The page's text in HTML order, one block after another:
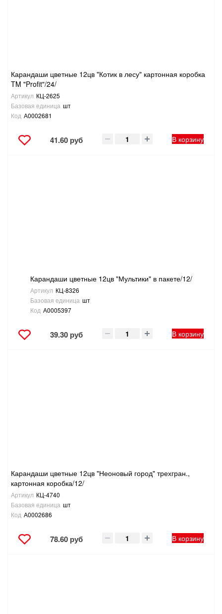
Карандаши цветные 12цв "Котик в лесу" картонная коробка
TM "Profit"/24/
Артикул КЦ-2625
Базовая единица шт
Код А0002681
41.60 руб В корзину
Карандаши цветные 12цв "Мультики" в пакете/12/
Артикул КЦ-8326
Базовая единица шт
Код А0005397
39.30 руб В корзину
Карандаши цветные 12цв "Неоновый город" трехгран.,
картонная коробка/12/
Артикул КЦ-4740
Базовая единица шт
Код А0002686
78.60 руб В корзину